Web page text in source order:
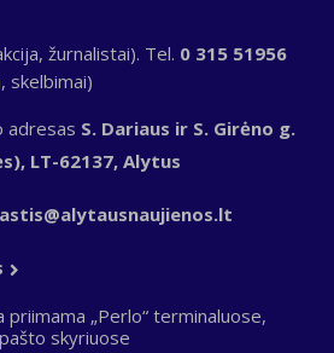
žurnalistai). Tel. 0 315 51956
skelbimai)
adresas S. Dariaus ir S. Girėno g.
LT-62137, Alytus
„Perlo“ terminaluose,
skyriuose